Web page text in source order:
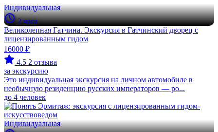
Индивидуальная
2 часа
Великолепная Гатчина. Экскурсия в Гатчинский дворец с
лицензированным гидом
16000 ₽
4.5 2 отзыва
за экскурсию
Это индивидуальная экскурсия на личном автомобиле в
необычную резиденцию русских императоров — ро...
до 4 человек
Индивидуальная